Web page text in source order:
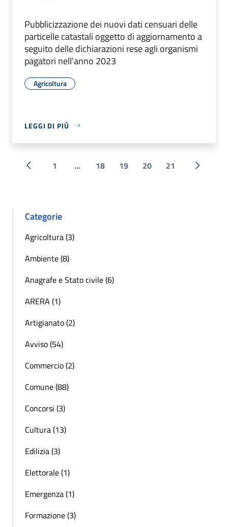
Pubblicizzazione dei nuovi dati censuari delle
particelle catastali oggetto di aggiornamento a
seguito delle dichiarazioni rese agli organismi
pagatori nell’anno 2023
Agricoltura
LEGGI DI PIÙ
« Precedente
1 ... 18 19 20 21
Categorie
Agricoltura (3)
Ambiente (8)
Anagrafe e Stato civile (6)
ARERA (1)
Artigianato (2)
Avviso (54)
Commercio (2)
Comune (88)
Concorsi (3)
Cultura (13)
Edilizia (3)
Elettorale (1)
Emergenza (1)
Formazione (3)